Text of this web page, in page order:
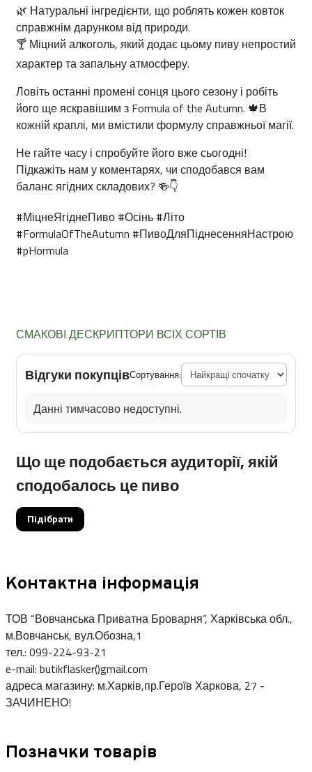
🌿 Натуральні інгредієнти, що роблять кожен ковток
справжнім дарунком від природи.
🍸 Міцний алкоголь, який додає цьому пиву непростий
характер та запальну атмосферу.
Ловіть останні промені сонця цього сезону і робіть
його ще яскравішим з Formula of the Autumn. 🍁В
кожній краплі, ми вмістили формулу справжньої магії.
Не гайте часу і спробуйте його вже сьогодні!
Підкажіть нам у коментарях, чи сподобався вам
баланс ягідних складових? 🍻👇
#МіцнеЯгіднеПиво #Осінь #Літо
#FormulaOfTheAutumn #ПивоДляПіднесенняНастрою
#pHormula
СМАКОВІ ДЕСКРИПТОРИ ВСІХ СОРТІВ
Відгуки покупцівСортування:
Данні тимчасово недоступні.
Що ще подобається аудиторії, якій
сподобалось це пиво
Підібрати
Контактна інформація
ТОВ “Вовчанська Приватна Броварня”, Харківська обл.,
м.Вовчанськ, вул.Обозна,1
тел.: 099-224-93-21
e-mail: butikflasker()gmail.com
адреса магазину: м.Харків,пр.Героїв Харкова, 27 -
ЗАЧИНЕНО!
Позначки товарів